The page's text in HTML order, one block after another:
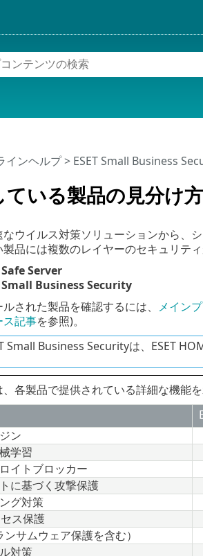
ている製品の見分け方
インヘルプ> ESET Small Business
ウイルス対策ソリューションから、
品には複数のレイヤーのセキュリティ
Safe Server
Small Business Security
された製品を確認するには、
メイン
ス記事を参照)。
Small Business Securityは、ESET
各製品で提供されている詳細な機能を
ン
学習
イトブロッカー
に基づく攻撃保護
グ対策
ス保護
ンサムウェア保護を含む）
対策